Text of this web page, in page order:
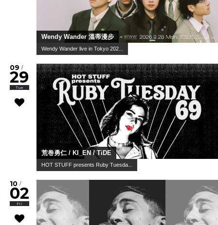
Wendy Wander 溫蒂漫步
Wendy Wander live in Tokyo 202...
09 /
29
Tue
荒巻勇仁 / KI_EN / TiDE
HOT STUFF presents Ruby Tuesda...
10 /
02
Fri